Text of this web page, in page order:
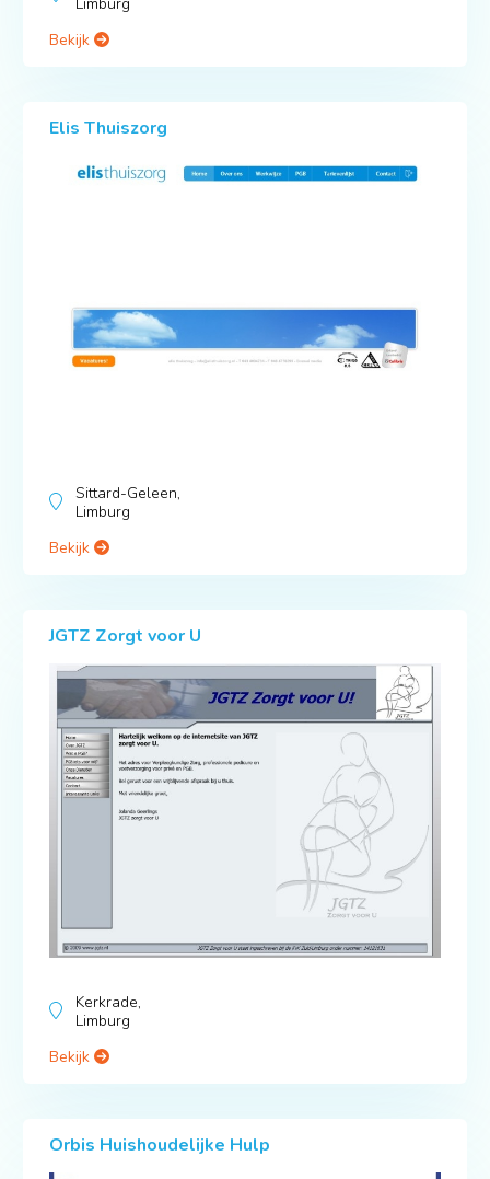
Bekijk
Elis Thuiszorg
Sittard-Geleen,
Limburg
Bekijk
JGTZ Zorgt voor U
Kerkrade,
Limburg
Bekijk
Orbis Huishoudelijke Hulp